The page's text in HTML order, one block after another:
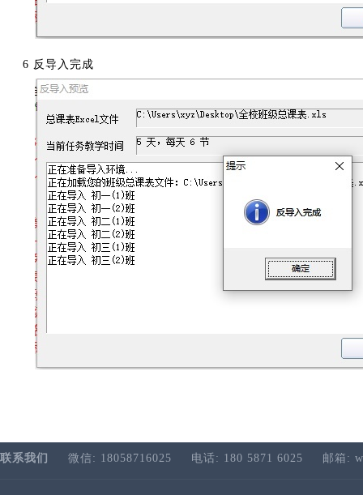
6 反导入完成
联系我们 微信: 18058716025 电话: 180 5871 6025 邮箱: